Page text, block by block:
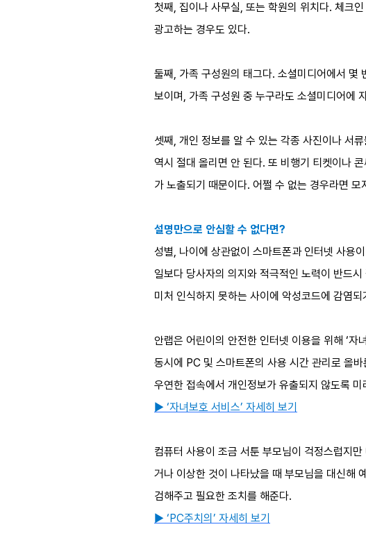
첫째, 집이나 사무실, 또는 학원의 위치다. 체크
광고하는 경우도 있다.
둘째, 가족 구성원의 태그다. 소셜미디어에서 몇
보이며, 가족 구성원 중 누구라도 소셜미디어에
셋째, 개인 정보를 알 수 있는 각종 사진이나 서
역시 절대 올리면 안 된다. 또 비행기 티켓이나
가 노출되기 때문이다. 어쩔 수 없는 경우라면
설명만으로 안심할 수 없다면?
성별, 나이에 상관없이 스마트폰과 인터넷 사용
일보다 당사자의 의지와 적극적인 노력이 반드
미처 인식하지 못하는 사이에 악성코드에 감염
안랩은 어린이의 안전한 인터넷 이용을 위해 ‘자
동시에 PC 및 스마트폰의 사용 시간 관리로 올
우연한 접속에서 개인정보가 유출되지 않도록
▶ ‘자녀보호 서비스’ 자세히 보기
컴퓨터 사용이 조금 서툰 부모님이 걱정스럽지
거나 이상한 것이 나타났을 때 부모님을 대신해
검해주고 필요한 조치를 해준다.
▶ ‘PC주치의’ 자세히 보기